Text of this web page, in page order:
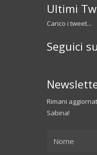
Ultimi
Carico i tweet...
Seguici
Rimani
Sabina!